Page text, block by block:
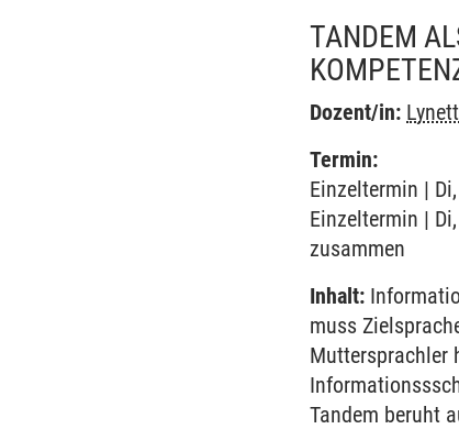
TANDEM
Dozent/in:
Termin:
Einzeltermin |
Einzeltermin |
zusammen
Inhalt:
muss
Muttersprachler
Tandem beruht